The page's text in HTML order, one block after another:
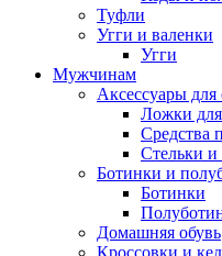
Туфли
Угги и валенки
Угги
Мужчинам
Аксессуары для
Ложки
Средства
Стельки
Ботинки и
Ботинки
Домашняя обувь
Кроссовки и